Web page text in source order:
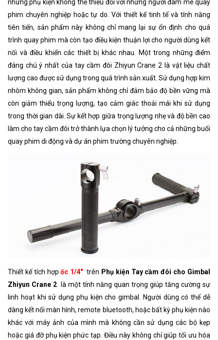
những phụ kiện không thể thiếu đối với những người đam mê quay
phim chuyên nghiệp hoặc tự do. Với thiết kế tinh tế và tính năng
tiên tiến, sản phẩm này không chỉ mang lại sự ổn định cho quá
trình quay phim mà còn tạo điều kiện thuận lợi cho người dùng kết
nối và điều khiển các thiết bị khác nhau. Một trong những điểm
đáng chú ý nhất của tay cầm đôi Zhiyun Crane 2 là vật liệu chất
lượng cao được sử dụng trong quá trình sản xuất. Sử dụng hợp kim
nhôm không gian, sản phẩm không chỉ đảm bảo độ bền vững mà
còn giảm thiểu trọng lượng, tạo cảm giác thoải mái khi sử dụng
trong thời gian dài. Sự kết hợp giữa trọng lượng nhẹ và độ bền cao
làm cho tay cầm đôi trở thành lựa chọn lý tưởng cho cả những buổi
quay phim di động và dự án phim trường chuyên nghiệp.
Thiết kế tích hợpốc 1/4" trên Phụ kiện Tay cầm đôi cho Gimbal
Zhiyun Crane 2
là một tính năng quan trọng giúp tăng cường sự
linh hoạt khi sử dụng phụ kiện cho gimbal. Người dùng có thể dễ
dàng kết nối màn hình, remote bluetooth, hoặc bất kỳ phụ kiện nào
khác với máy ảnh của mình mà không cần sử dụng các bộ kẹp
hoặc giá đỡ phụ kiện phức tạp. Điều này không chỉ giúp tối ưu hóa